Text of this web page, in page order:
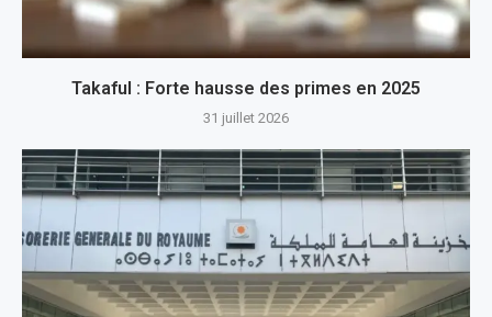
Takaful : Forte hausse des primes en 2025
31 juillet 2026